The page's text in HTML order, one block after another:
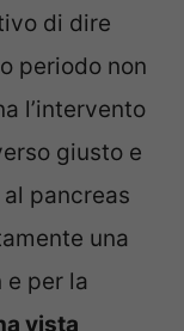
di dire
periodo non
l’intervento
giusto e
pancreas
una
per la
vista